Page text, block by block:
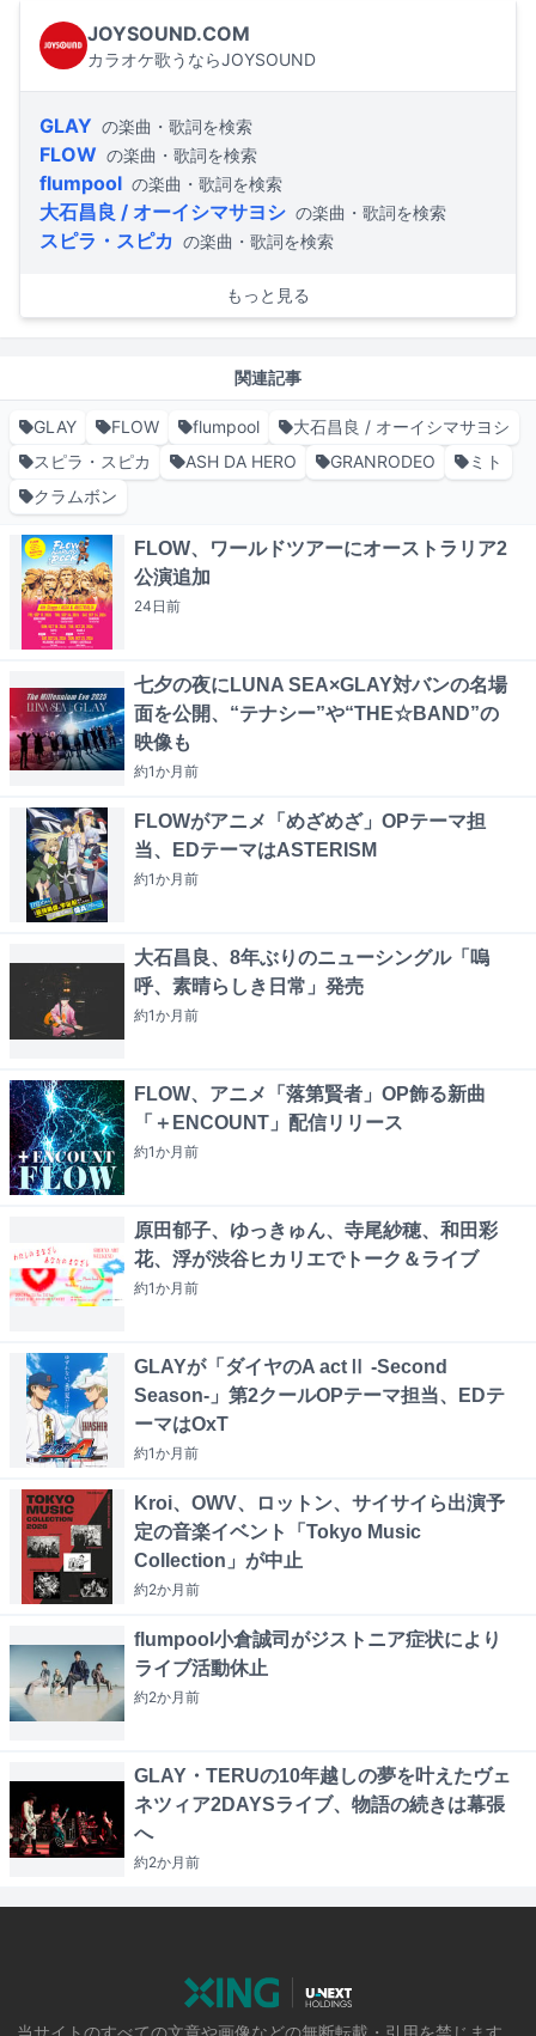
JOYSOUND.COM
カラオケ歌うならJOYSOUND
GLAY の楽曲・歌詞を検索
FLOW の楽曲・歌詞を検索
flumpool の楽曲・歌詞を検索
大石昌良 / オーイシマサヨシ の楽曲・歌詞を検索
スピラ・スピカ の楽曲・歌詞を検索
もっと見る
関連記事
GLAY FLOW flumpool
大石昌良 / オーイシマサヨシ
スピラ・スピカ
ASH DA HERO GRANRODEO
ミト
クラムボン
FLOW、ワールドツアーにオーストラリア2
公演追加
24日前
七夕の夜にLUNA SEA×GLAY対バンの名場
面を公開、“テナシー”や“THE☆BAND”の
映像も
約1か月前
FLOWがアニメ「めざめざ」OPテーマ担
当、EDテーマはASTERISM
約1か月前
大石昌良、8年ぶりのニューシングル「嗚
呼、素晴らしき日常」発売
約1か月前
FLOW、アニメ「落第賢者」OP飾る新曲
「＋ENCOUNT」配信リリース
約1か月前
原田郁子、ゆっきゅん、寺尾紗穂、和田彩
花、浮が渋谷ヒカリエでトーク＆ライブ
約1か月前
GLAYが「ダイヤのA actⅡ -Second
Season-」第2クールOPテーマ担当、EDテ
ーマはOxT
約1か月前
Kroi、OWV、ロットン、サイサイら出演予
定の音楽イベント「Tokyo Music
Collection」が中止
約2か月前
flumpool小倉誠司がジストニア症状により
ライブ活動休止
約2か月前
GLAY・TERUの10年越しの夢を叶えたヴェ
ネツィア2DAYSライブ、物語の続きは幕張
へ
約2か月前
当サイトのすべての文章や画像などの無断転載・引用を禁じます。